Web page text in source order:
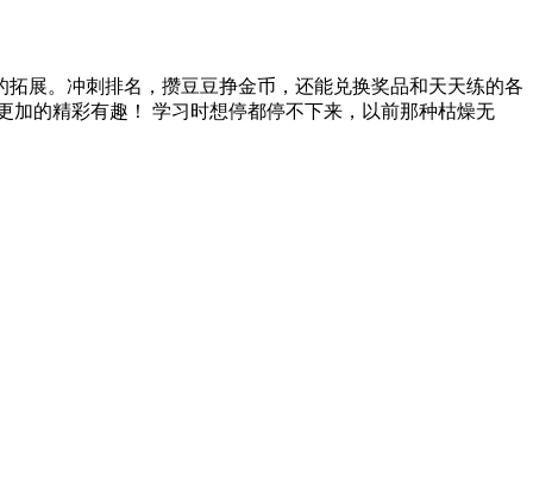
展。冲刺排名，攒豆豆挣金币，还能兑换奖品和天天练的各
的精彩有趣！ 学习时想停都停不下来，以前那种枯燥无